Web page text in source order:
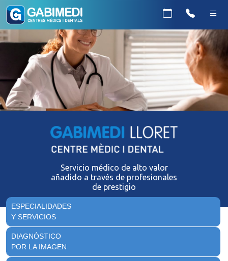
Servicio médico de alto valor
añadido a través de profesionales
de prestigio
ESPECIALIDADES
Y SERVICIOS
DIAGNÓSTICO
POR LA IMAGEN